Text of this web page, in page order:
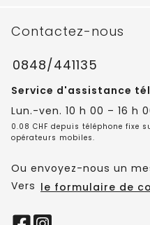
Contactez-nous
0848/441135
Service d'assistance
Lun.-ven. 10 h 00 – 16 h
0.08 CHF depuis téléphone fixe
opérateurs mobiles.
Ou envoyez-nous un
Vers le formulaire de